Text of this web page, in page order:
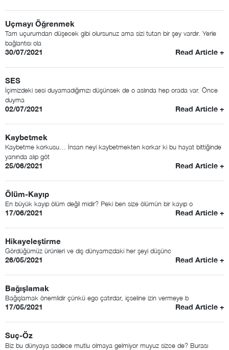
Uçmayı Öğrenmek
Tam uçurumdan düşecek gibi olursunuz ama sizi tutan bir şey vardır. Yerle
bağlantısı ola
30/07/2021 Read Article +
SES
İçimizdeki sesi duyamadığımızı düşünsek de o aslında hep orada var. Önce
duyma
02/07/2021 Read Article +
Kaybetmek
Kaybetme korkusu… İnsan neyi kaybetmekten korkar ki bu hayat bittiğinde
yanında alıp göt
25/06/2021 Read Article +
Ölüm-Kayıp
En büyük kayıp ölüm değil midir? Peki ben size ölümün bir kayıp o
17/06/2021 Read Article +
Hikayeleştirme
Gördüğümüz ürünleri ve dış dünyamızdaki her şeyi düşünc
26/05/2021 Read Article +
Bağışlamak
Bağışlamak önemlidir çünkü ego çatırdar, içseline izin vermeye b
17/05/2021 Read Article +
Suç-Öz
Biz bu dünyaya sadece mutlu olmaya gelmiyor muyuz sizce de? Burası